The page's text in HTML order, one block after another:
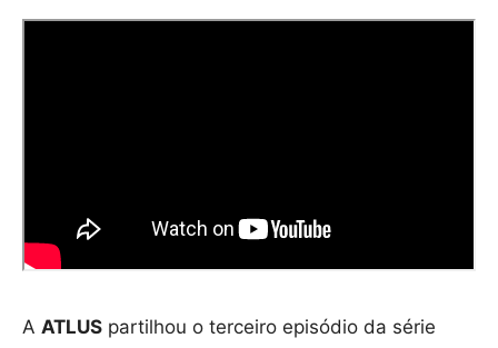
A ATLUS partilhou o terceiro episódio da série